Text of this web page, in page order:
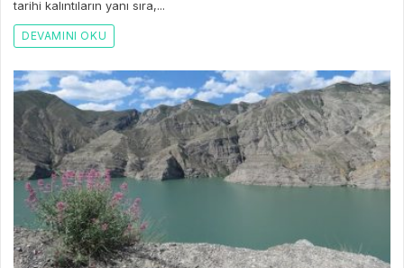
tarihi kalıntıların yanı sıra,...
DEVAMINI OKU